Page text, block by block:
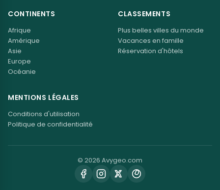
CONTINENTS
Afrique
Amérique
Asie
Europe
Océanie
CLASSEMENTS
Plus belles villes du monde
Vacances en famille
Réservation d'hôtels
MENTIONS LÉGALES
Conditions d'utilisation
Politique de confidentialité
© 2026 Avygeo.com